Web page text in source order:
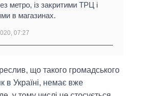
метро, із закритими ТРЦ і
в магазинах.
07:27
що такого громадського
в Україні, немає вже